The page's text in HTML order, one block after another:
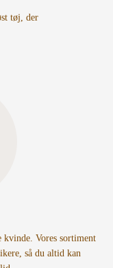
tøj, der
Vores sortiment
så du altid kan